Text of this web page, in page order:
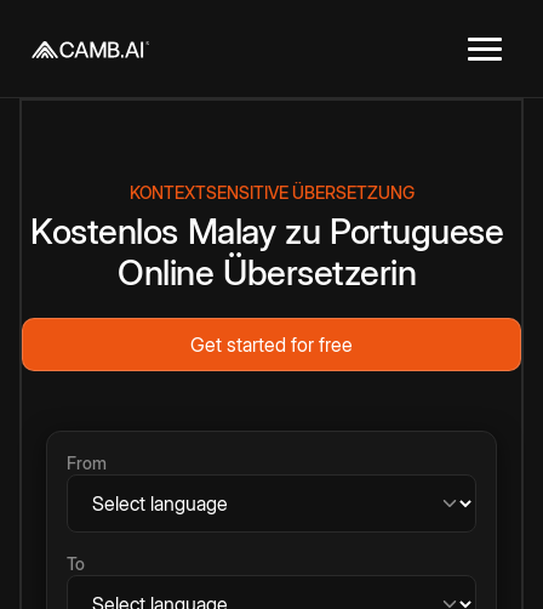
KONTEXTSENSITIVE ÜBERSETZUNG
Kostenlos Malay zu Portuguese
Online Übersetzerin
Get started for free
From
To